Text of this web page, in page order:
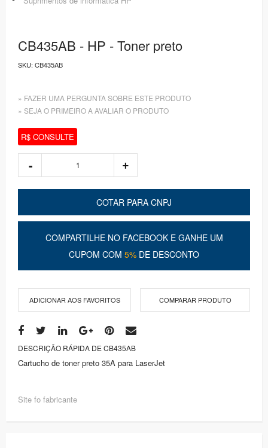
CB435AB - HP - Toner preto
SKU: CB435AB
» FAZER UMA PERGUNTA SOBRE ESTE PRODUTO
» SEJA O PRIMEIRO A AVALIAR O PRODUTO
R$ CONSULTE
COTAR PARA CNPJ
COMPARTILHE NO FACEBOOK E GANHE UM
CUPOM COM 5% DE DESCONTO
ADICIONAR AOS FAVORITOS COMPARAR PRODUTO
DESCRIÇÃO RÁPIDA DE CB435AB
Cartucho de toner preto 35A para LaserJet
Site fo fabricante